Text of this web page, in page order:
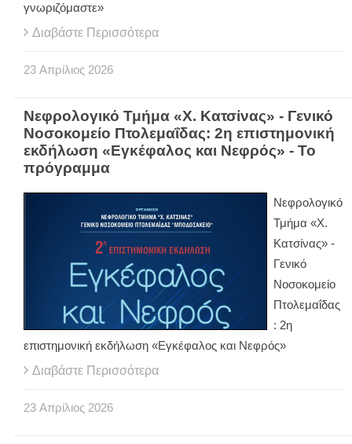
γνωριζόμαστε»
Διαβάστε Περισσότερα
23 Απρίλιος 2026
Νεφρολογικό Τμήμα «Χ. Κατσίνας» - Γενικό
Νοσοκομείο Πτολεμαΐδας: 2η επιστημονική
εκδήλωση «Εγκέφαλος και Νεφρός» - Το
πρόγραμμα
Νεφρολογικό
Τμήμα «Χ.
Κατσίνας» -
Γενικό
Νοσοκομείο
Πτολεμαΐδας
: 2η
επιστημονική εκδήλωση «Εγκέφαλος και Νεφρός»
Διαβάστε Περισσότερα
23 Απρίλιος 2026